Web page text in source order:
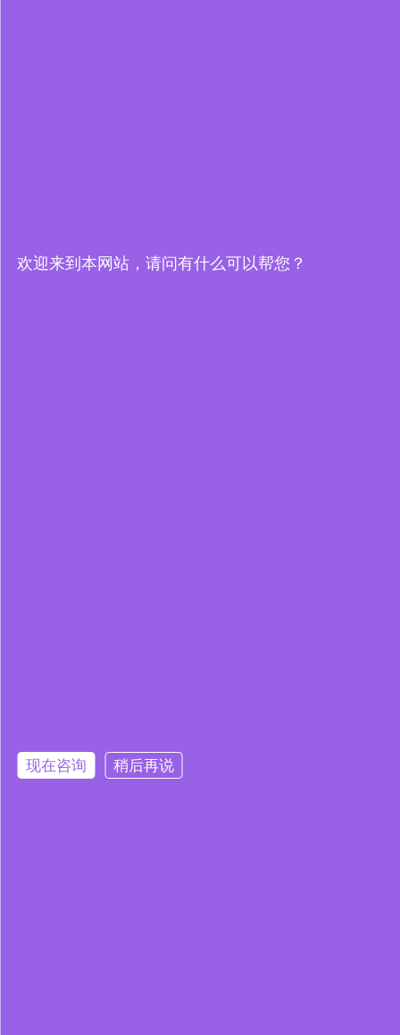
欢迎来到本网站，请问有什么可以帮您？
现在咨询 稍后再说